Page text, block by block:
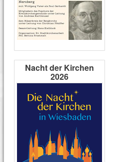
Nacht der Kirchen
2026